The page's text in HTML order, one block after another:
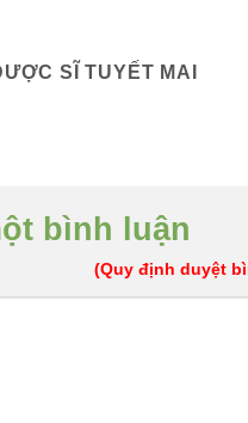
SĨ TUYẾT MAI
bình luận
(Quy định duyệt